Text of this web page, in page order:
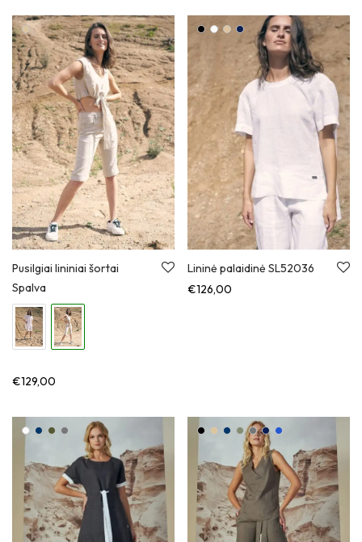
Pusilgiai lininiai šortai
Spalva
€129,00
Lininė palaidinė SL52036
€126,00